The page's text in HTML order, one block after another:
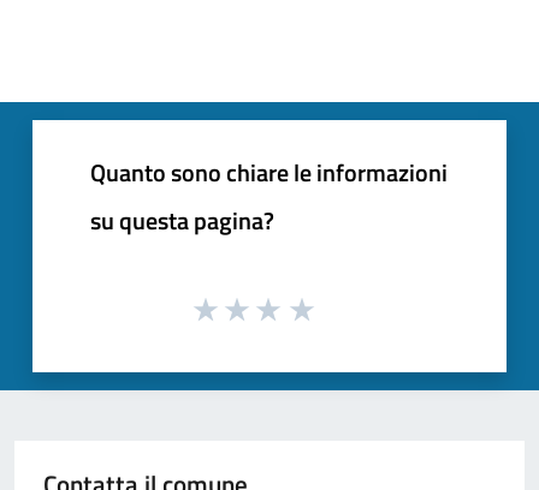
Quanto sono chiare le informazioni
su questa pagina?